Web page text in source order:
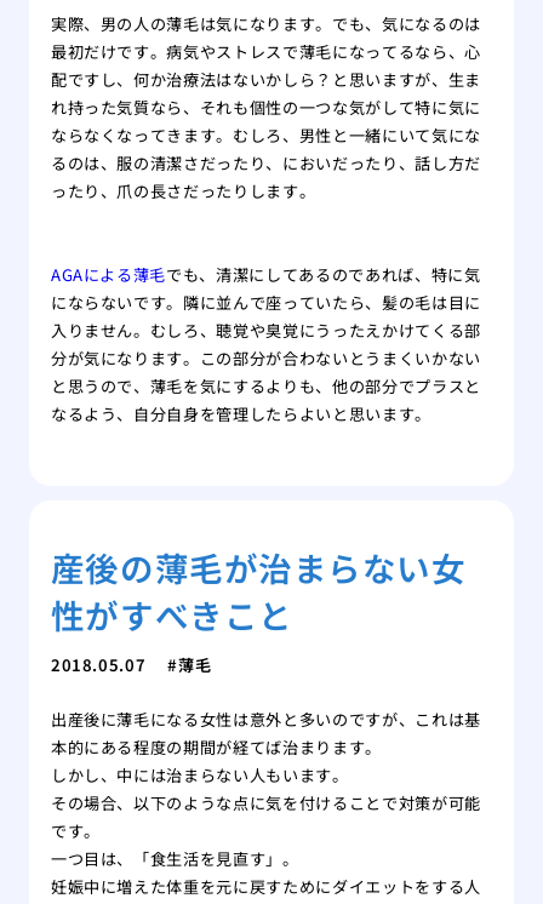
実際、男の人の薄毛は気になります。でも、気になるのは
最初だけです。病気やストレスで薄毛になってるなら、心
配ですし、何か治療法はないかしら？と思いますが、生ま
れ持った気質なら、それも個性の一つな気がして特に気に
ならなくなってきます。むしろ、男性と一緒にいて気にな
るのは、服の清潔さだったり、においだったり、話し方だ
ったり、爪の長さだったりします。
AGAによる薄毛でも、清潔にしてあるのであれば、特に気
にならないです。隣に並んで座っていたら、髪の毛は目に
入りません。むしろ、聴覚や臭覚にうったえかけてくる部
分が気になります。この部分が合わないとうまくいかない
と思うので、薄毛を気にするよりも、他の部分でプラスと
なるよう、自分自身を管理したらよいと思います。
産後の薄毛が治まらない女
性がすべきこと
2018.05.07 薄毛
出産後に薄毛になる女性は意外と多いのですが、これは基
本的にある程度の期間が経てば治まります。
しかし、中には治まらない人もいます。
その場合、以下のような点に気を付けることで対策が可能
です。
一つ目は、「食生活を見直す」。
妊娠中に増えた体重を元に戻すためにダイエットをする人